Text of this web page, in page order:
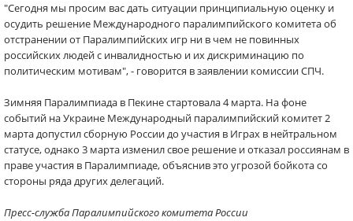
"Сегодня мы просим вас дать ситуации принципиальную оценку и
осудить решение Международного паралимпийского комитета об
отстранении от Паралимпийских игр ни в чем не повинных
российских людей с инвалидностью и их дискриминацию по
политическим мотивам", - говорится в заявлении комиссии СПЧ.
Зимняя Паралимпиада в Пекине стартовала 4 марта. На фоне
событий на Украине Международный паралимпийский комитет 2
марта допустил сборную России до участия в Играх в нейтральном
статусе, однако 3 марта изменил свое решение и отказал россиянам в
праве участия в Паралимпиаде, объяснив это угрозой бойкота со
стороны ряда других делегаций.
Пресс-служба Паралимпийского комитета России